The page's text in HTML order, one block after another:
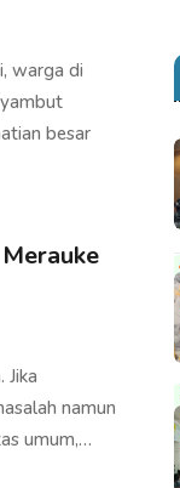
warga di
besar
Jika
namun
umum,…